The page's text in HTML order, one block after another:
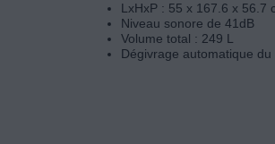
LxHxP : 55 x 167.6 x 56.7
Niveau sonore de 41dB
Volume total : 249 L
Dégivrage automatique